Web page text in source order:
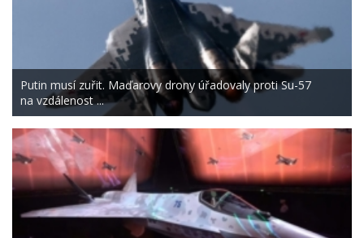
Putin musí zuřit. Maďarovy drony úřadovaly proti Su-57
na vzdálenost ...